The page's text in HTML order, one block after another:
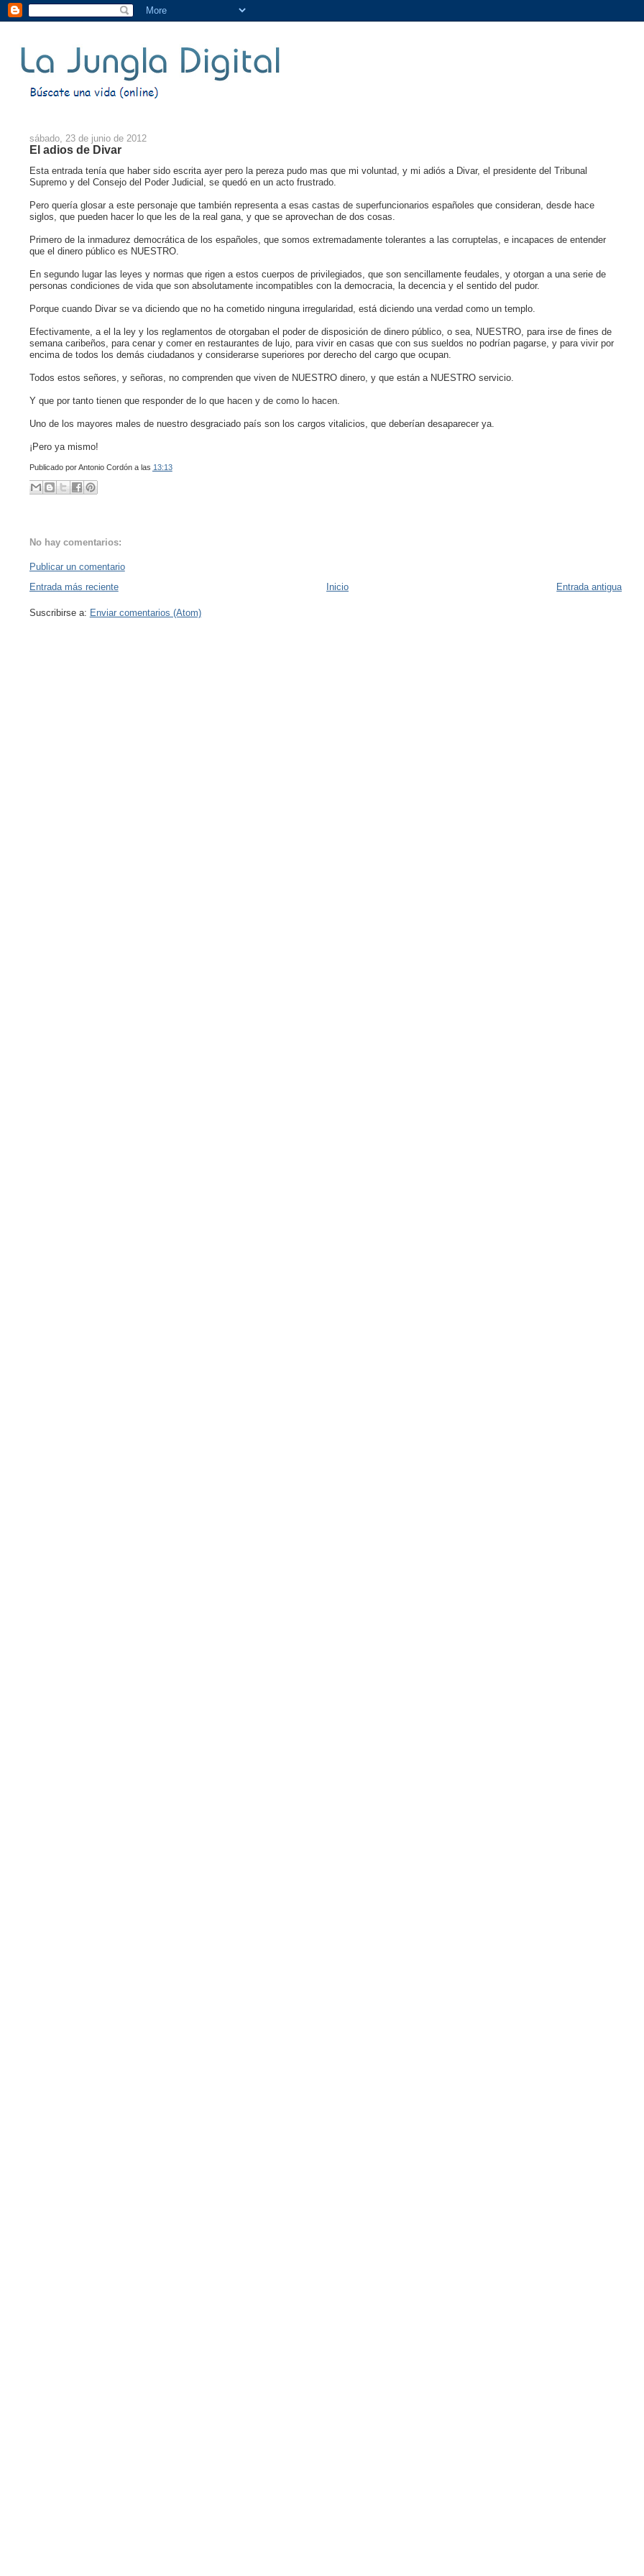
sábado, 23 de junio de 2012
El adios de Divar
Esta entrada tenía que haber sido escrita ayer pero la pereza pudo mas que mi voluntad, y mi adiós a Divar, el presidente del Tribunal
Supremo y del Consejo del Poder Judicial, se quedó en un acto frustrado.
Pero quería glosar a este personaje que también representa a esas castas de superfuncionarios españoles que consideran, desde hace
siglos, que pueden hacer lo que les de la real gana, y que se aprovechan de dos cosas.
Primero de la inmadurez democrática de los españoles, que somos extremadamente tolerantes a las corruptelas, e incapaces de entender
que el dinero público es NUESTRO.
En segundo lugar las leyes y normas que rigen a estos cuerpos de privilegiados, que son sencillamente feudales, y otorgan a una serie de
personas condiciones de vida que son absolutamente incompatibles con la democracia, la decencia y el sentido del pudor.
Porque cuando Divar se va diciendo que no ha cometido ninguna irregularidad, está diciendo una verdad como un templo.
Efectivamente, a el la ley y los reglamentos de otorgaban el poder de disposición de dinero público, o sea, NUESTRO, para irse de fines de
semana caribeños, para cenar y comer en restaurantes de lujo, para vivir en casas que con sus sueldos no podrían pagarse, y para vivir por
encima de todos los demás ciudadanos y considerarse superiores por derecho del cargo que ocupan.
Todos estos señores, y señoras, no comprenden que viven de NUESTRO dinero, y que están a NUESTRO servicio.
Y que por tanto tienen que responder de lo que hacen y de como lo hacen.
Uno de los mayores males de nuestro desgraciado país son los cargos vitalicios, que deberían desaparecer ya.
¡Pero ya mismo!
Publicado porAntonio Cordón a las 13:13
No hay comentarios:
Publicar un comentario
Entrada más reciente
Entrada antigua
Inicio
Suscribirse a: Enviar comentarios (Atom)